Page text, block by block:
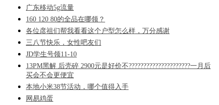
广东移动5g流量
160 120 80的全品在哪领？
各位彦祖们帮我看看这个户型怎么样，万分感谢
三八节快乐，女性吧友们
JD学生号领11-10
13PM黑解 后壳碎 2900元是好价不?????????????????????一月后
买会不会更便宜
本地小米38节活动，哪个值得入手
网易鸡蛋